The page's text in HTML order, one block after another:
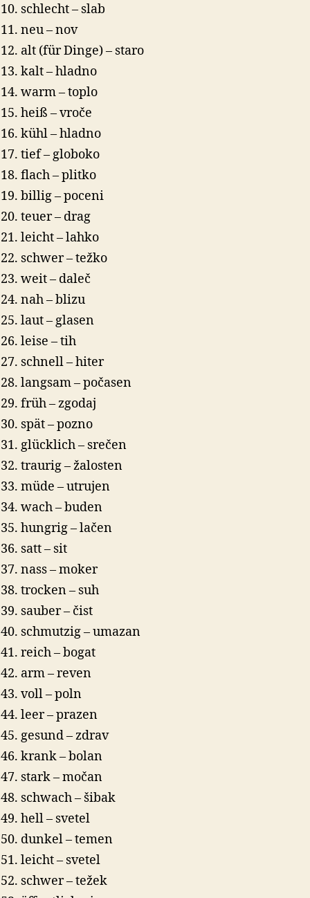
schlecht – slab
neu – nov
alt (für Dinge) – staro
kalt – hladno
warm – toplo
heiß – vroče
kühl – hladno
tief – globoko
flach – plitko
billig – poceni
teuer – drag
leicht – lahko
schwer – težko
weit – daleč
nah – blizu
laut – glasen
leise – tih
schnell – hiter
langsam – počasen
früh – zgodaj
spät – pozno
glücklich – srečen
traurig – žalosten
müde – utrujen
wach – buden
hungrig – lačen
satt – sit
nass – moker
trocken – suh
sauber – čist
schmutzig – umazan
reich – bogat
arm – reven
voll – poln
leer – prazen
gesund – zdrav
krank – bolan
stark – močan
schwach – šibak
hell – svetel
dunkel – temen
leicht – svetel
schwer – težek